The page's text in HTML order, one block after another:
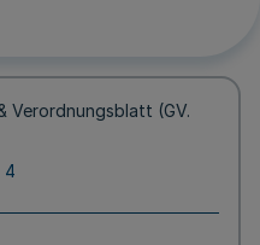
Verordnungsblatt (GV.
4